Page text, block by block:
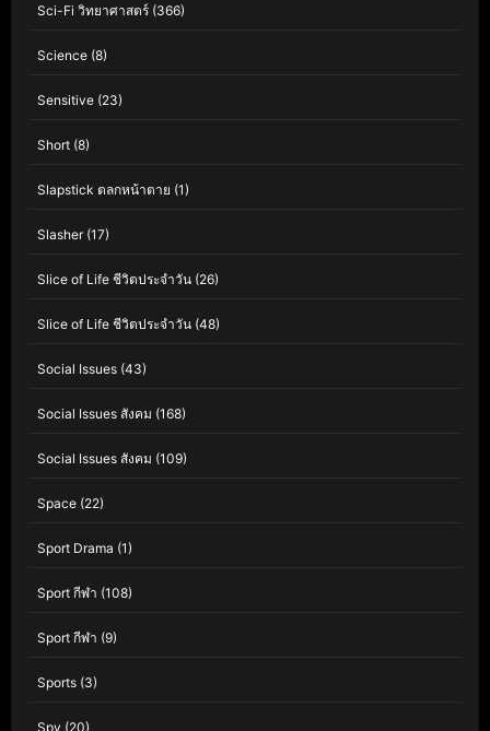
Sci-Fi วิทยาศาสตร์ (366)
Science (8)
Sensitive (23)
Short (8)
Slapstick ตลกหน้าตาย (1)
Slasher(17)
Slice of Life ชีวิตประจำวัน (26)
Slice of Life ชีวิตประจำวัน (48)
Social Issues (43)
Social Issues สังคม (168)
Social Issues สังคม (109)
Space (22)
Sport Drama (1)
Sport กีฬา (108)
Sport กีฬา (9)
Sports (3)
Spy (20)